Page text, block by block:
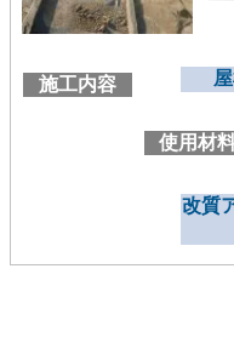
施工内容
使用材
改質